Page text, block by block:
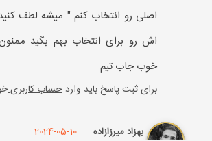
اصلی رو انتخاب کنم " میشه لطف
اش رو برای انتخاب بهم بگید ممنون
خوب جاب تیم
برای ثبت پاسخ باید وارد حساب کاربری
بهزاد میرزازاده 2024-05-10